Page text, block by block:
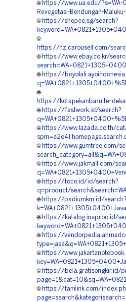
🌐 https://www.ua.edu/
Revegetasi-Bendungan-
🌐 https://shopee.sg/search?
🌐
https://nz.carousell.com/
🌐 https://www.ebay.co.kr/
🌐 https://
🌐
https://
🌐 https://fastwork.id/search?
🌐 https://www.lazada.co.th/
🌐 https://www.gumtree.com/
🌐 https://www.jakmall.com/
🌐 https://toco.id/id/search?
q=product/
🌐 https://padiumkm.id/search?
🌐 https://katalog.inaproc.id/
🌐 https://
🌐 https://
🌐 https://bela.gratisongkir.id/
🌐 https://tanilink.com/